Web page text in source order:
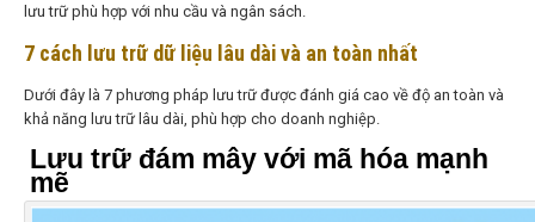
lưu trữ phù hợp với nhu cầu và ngân sách.
7 cách lưu trữ dữ liệu lâu dài và an toàn nhất
Dưới đây là 7 phương pháp lưu trữ được đánh giá cao về độ an toàn và
khả năng lưu trữ lâu dài, phù hợp cho doanh nghiệp.
Lưu trữ đám mây với mã hóa mạnh
mẽ